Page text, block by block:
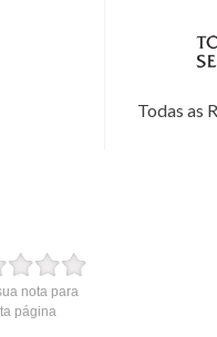
nota para
página
Todas as